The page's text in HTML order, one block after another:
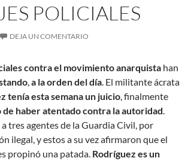
POLICIALES
DEJA UN COMENTARIO
contra el movimiento anarquista han
,a la orden del día. El militante ácrata
tenía esta semana un juicio, finalmente
de haber atentado contra la autoridad.
tres agentes de la Guardia Civil, por
ilegal, y estos a su vez afirmaron que el
propinó una patada. Rodríguez es un